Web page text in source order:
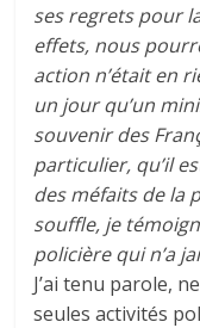
ses regrets pour
effets, nous
action n’était en
un jour qu’un
souvenir des
particulier, qu’il
des méfaits de la
souffle, je
policière qui n’a
J’ai tenu parole,
seules activités